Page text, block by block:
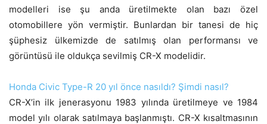
modelleri ise şu anda üretilmekte olan bazı özel
otomobillere yön vermiştir. Bunlardan bir tanesi de hiç
şüphesiz ülkemizde de satılmış olan performansı ve
görüntüsü ile oldukça sevilmiş CR-X modelidir.
Honda Civic Type-R 20 yıl önce nasıldı? Şimdi nasıl?
CR-X’in ilk jenerasyonu 1983 yılında üretilmeye ve 1984
model yılı olarak satılmaya başlanmıştı. CR-X kısaltmasının